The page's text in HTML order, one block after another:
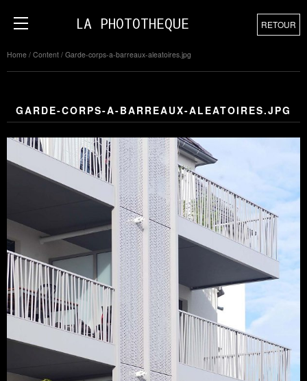
RETOUR
LA PHOTOTHEQUE
Home / Content / Garde-corps-a-barreaux-aleatoires.jpg
GARDE-CORPS-A-BARREAUX-ALEATOIRES.JPG